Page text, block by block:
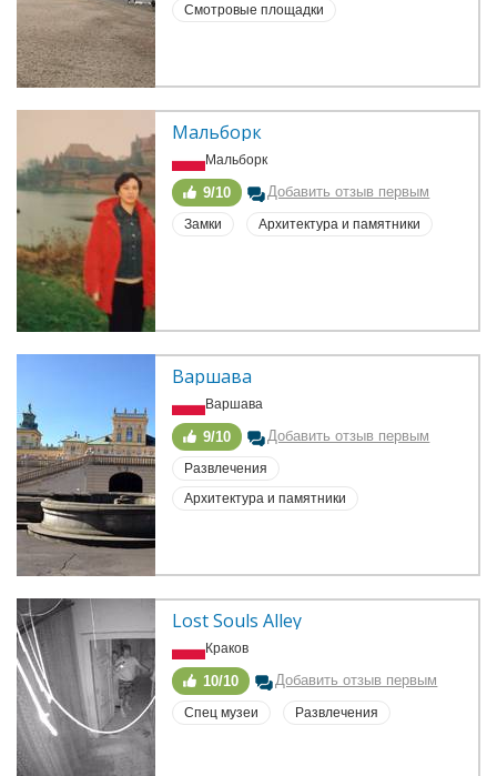
Смотровые площадки
Мальборк
Мальборк
9/10 Добавить отзыв первым
Замки Архитектура и памятники
Варшава
Варшава
9/10 Добавить отзыв первым
Развлечения
Архитектура и памятники
Lost Souls Alley
Краков
10/10 Добавить отзыв первым
Спец музеи Развлечения